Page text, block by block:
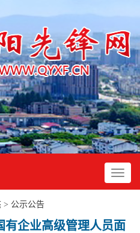
> 公示公告
有企业高级管理人员面